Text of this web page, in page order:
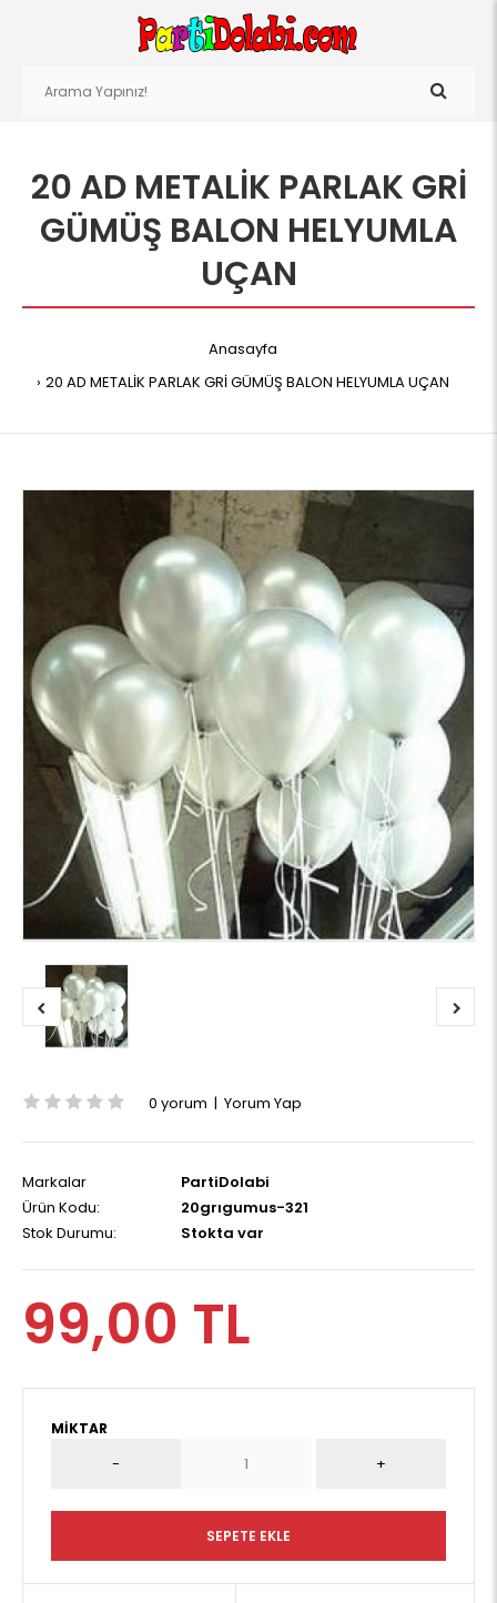
20 AD METALİK PARLAK GRİ
GÜMÜŞ BALON HELYUMLA
UÇAN
Anasayfa
20 AD METALİK PARLAK GRİ GÜMÜŞ BALON HELYUMLA UÇAN
0 yorum | Yorum Yap
Markalar
PartiDolabi
Ürün Kodu:
20grıgumus-321
Stok Durumu:
Stokta var
99,00 TL
MIKTAR